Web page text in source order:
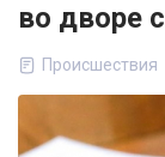
во дворе
Происшествия